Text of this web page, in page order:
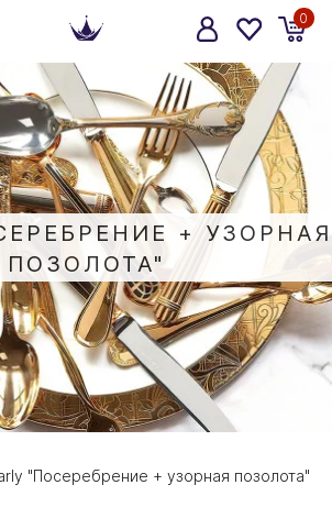
0
+ УЗОРНАЯ
ПОЗОЛОТА"
"Посеребрение + узорная позолота"